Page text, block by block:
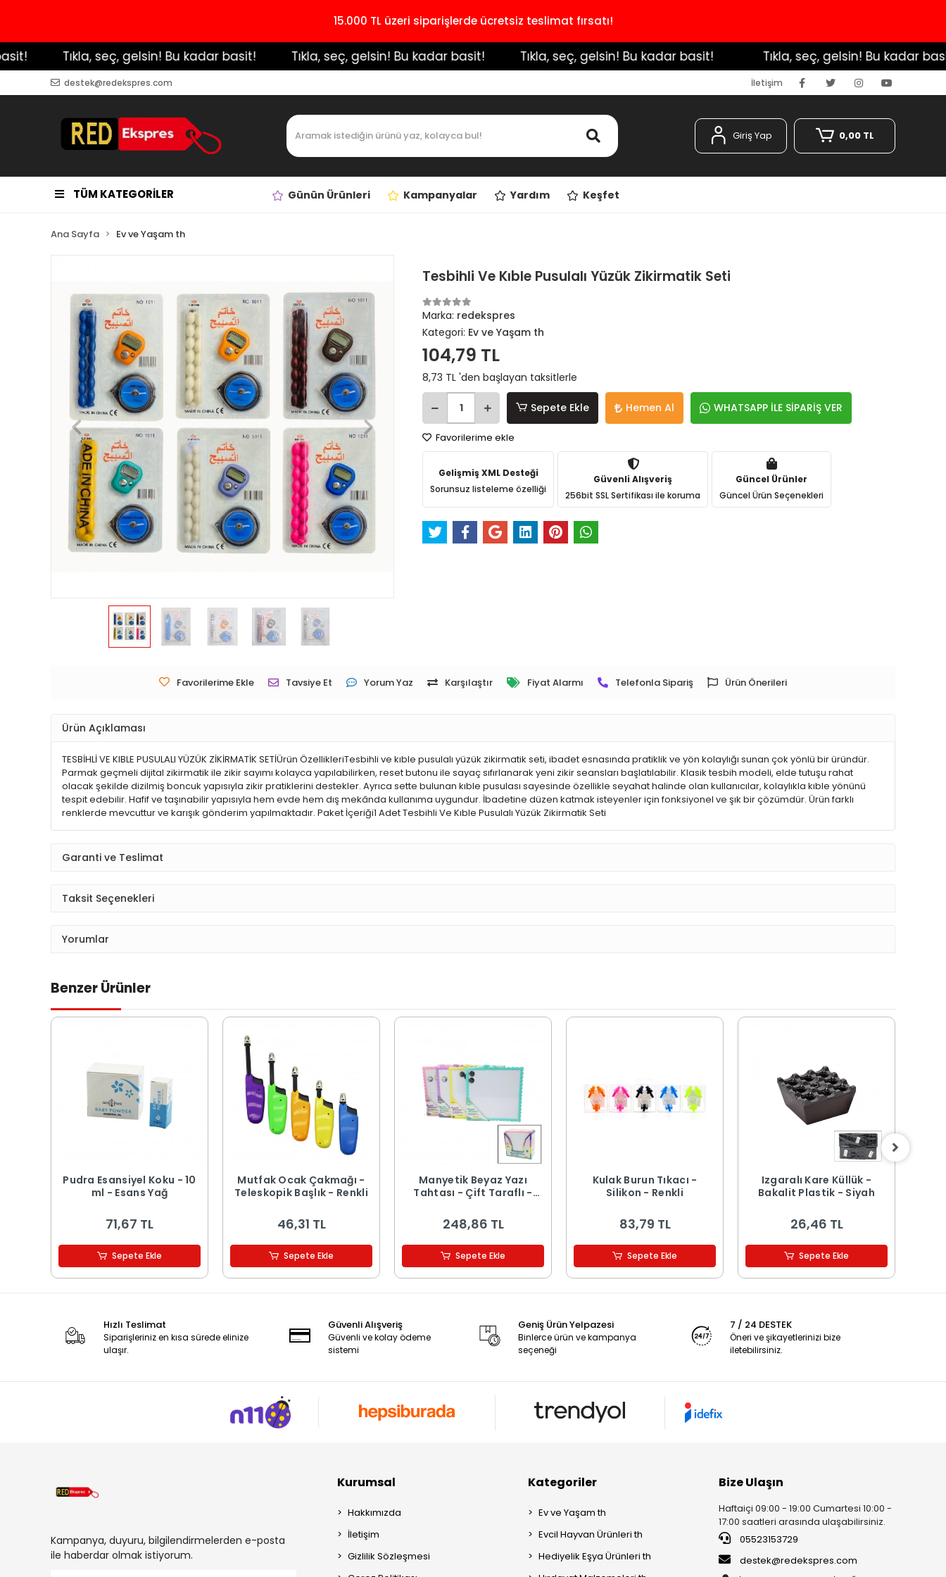
15.000 TL üzeri siparişlerde ücretsiz teslimat fırsatı!
️ Tıkla, seç, gelsin! Bu kadar basit! ️ Tıkla, seç, gelsin! Bu kadar basit! ️ Tıkla, seç, gelsin! Bu kadar basit! ️ Tıkla, seç, gelsin! Bu kadar basit!
destek@redekspres.com İletişim
Giriş Yap 0,00 TL
TÜM KATEGORİLER Günün Ürünleri Kampanyalar Yardım Keşfet
Ana Sayfa Ev ve Yaşam th
Tesbihli Ve Kıble Pusulalı Yüzük Zikirmatik Seti
Marka: redekspres
Kategori: Ev ve Yaşam th
104,79 TL
8,73 TL 'den başlayan taksitlerle
Sepete Ekle Hemen Al WHATSAPP İLE SİPARİŞ VER
Favorilerime ekle
Gelişmiş XML Desteği
Sorunsuz listeleme özelliği
Güvenli Alışveriş
256bit SSL Sertifikası ile koruma
Güncel Ürünler
Güncel Ürün Seçenekleri
Favorilerime Ekle Tavsiye Et Yorum Yaz Karşılaştır Fiyat Alarmı Telefonla Sipariş Ürün Önerileri
Ürün Açıklaması
TESBİHLİ VE KIBLE PUSULALI YÜZÜK ZİKİRMATİK SETİÜrün ÖzellikleriTesbihli ve kıble pusulalı yüzük zikirmatik seti, ibadet esnasında pratiklik ve yön kolaylığı sunan çok yönlü bir üründür.
Parmak geçmeli dijital zikirmatik ile zikir sayımı kolayca yapılabilirken, reset butonu ile sayaç sıfırlanarak yeni zikir seansları başlatılabilir. Klasik tesbih modeli, elde tutuşu rahat
olacak şekilde dizilmiş boncuk yapısıyla zikir pratiklerini destekler. Ayrıca sette bulunan kıble pusulası sayesinde özellikle seyahat halinde olan kullanıcılar, kolaylıkla kıble yönünü
tespit edebilir. Hafif ve taşınabilir yapısıyla hem evde hem dış mekânda kullanıma uygundur. İbadetine düzen katmak isteyenler için fonksiyonel ve şık bir çözümdür. Ürün farklı
renklerde mevcuttur ve karışık gönderim yapılmaktadır. Paket İçeriği1 Adet Tesbihli Ve Kıble Pusulalı Yüzük Zikirmatik Seti
Garanti ve Teslimat
Taksit Seçenekleri
Yorumlar
Benzer Ürünler
Pudra Esansiyel Koku - 10
ml - Esans Yağ
71,67 TL
Sepete Ekle
Mutfak Ocak Çakmağı -
Teleskopik Başlık - Renkli
46,31 TL
Sepete Ekle
Manyetik Beyaz Yazı
Tahtası - Çift Taraflı -
248,86 TL
Sepete Ekle
Kulak Burun Tıkacı -
Silikon - Renkli
83,79 TL
Sepete Ekle
Izgaralı Kare Küllük -
Bakalit Plastik - Siyah
26,46 TL
Sepete Ekle
Hızlı Teslimat
Siparişleriniz en kısa sürede elinize
ulaşır.
Güvenli Alışveriş
Güvenli ve kolay ödeme
sistemi
Geniş Ürün Yelpazesi
Binlerce ürün ve kampanya
seçeneği
7 / 24 DESTEK
Öneri ve şikayetlerinizi bize
iletebilirsiniz.
Kampanya, duyuru, bilgilendirmelerden e-posta
ile haberdar olmak istiyorum.
Kurumsal
Hakkımızda
İletişim
Gizlilik Sözleşmesi
Kategoriler
Ev ve Yaşam th
Evcil Hayvan Ürünleri th
Hediyelik Eşya Ürünleri th
Bize Ulaşın
Haftaiçi 09:00 - 19:00 Cumartesi 10:00 -
17:00 saatleri arasında ulaşabilirsiniz.
05523153729
destek@redekspres.com